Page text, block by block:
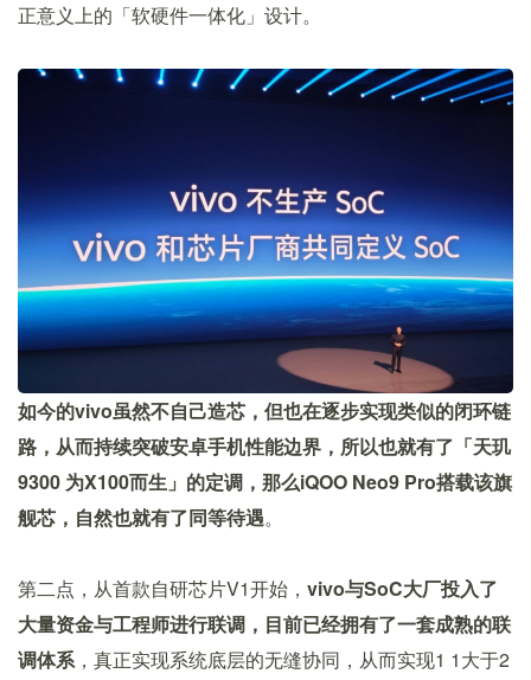
正意义上的「软硬件一体化」设计。
如今的vivo虽然不自己造芯，但也在逐步实现类似的闭环链
路，从而持续突破安卓手机性能边界，所以也就有了「天玑
9300 为X100而生」的定调，那么iQOO Neo9 Pro搭载该旗
舰芯，自然也就有了同等待遇。
第二点，从首款自研芯片V1开始， vivo与SoC大厂投入了
大量资金与工程师进行联调，目前已经拥有了一套成熟的联
调体系，真正实现系统底层的无缝协同，从而实现1 1大于2